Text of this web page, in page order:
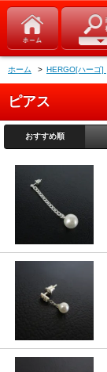
ホーム > HERGO[ハーゴ]
ピアス
おすすめ順